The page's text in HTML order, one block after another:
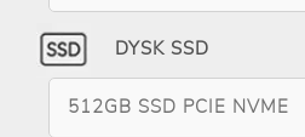
DYSK SSD
512GB SSD PCIE NVME